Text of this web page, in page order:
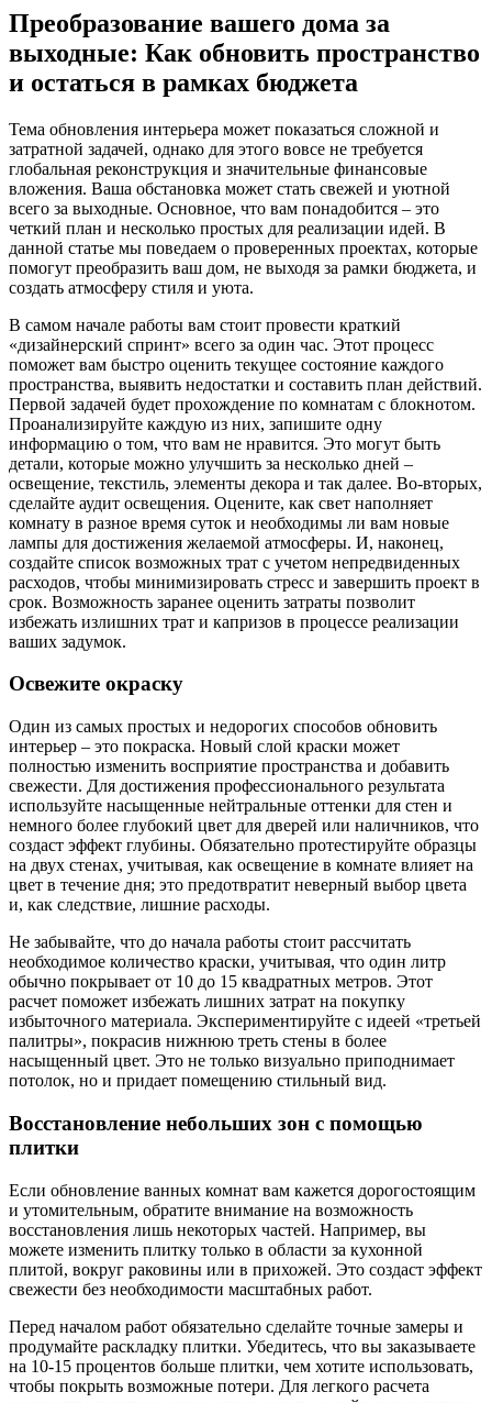
Преобразование вашего дома за
выходные: Как обновить пространство
и остаться в рамках бюджета
Тема обновления интерьера может показаться сложной и
затратной задачей, однако для этого вовсе не требуется
глобальная реконструкция и значительные финансовые
вложения. Ваша обстановка может стать свежей и уютной
всего за выходные. Основное, что вам понадобится – это
четкий план и несколько простых для реализации идей. В
данной статье мы поведаем о проверенных проектах, которые
помогут преобразить ваш дом, не выходя за рамки бюджета, и
создать атмосферу стиля и уюта.
В самом начале работы вам стоит провести краткий
«дизайнерский спринт» всего за один час. Этот процесс
поможет вам быстро оценить текущее состояние каждого
пространства, выявить недостатки и составить план действий.
Первой задачей будет прохождение по комнатам с блокнотом.
Проанализируйте каждую из них, запишите одну
информацию о том, что вам не нравится. Это могут быть
детали, которые можно улучшить за несколько дней –
освещение, текстиль, элементы декора и так далее. Во-вторых,
сделайте аудит освещения. Оцените, как свет наполняет
комнату в разное время суток и необходимы ли вам новые
лампы для достижения желаемой атмосферы. И, наконец,
создайте список возможных трат с учетом непредвиденных
расходов, чтобы минимизировать стресс и завершить проект в
срок. Возможность заранее оценить затраты позволит
избежать излишних трат и капризов в процессе реализации
ваших задумок.
Освежите окраску
Один из самых простых и недорогих способов обновить
интерьер – это покраска. Новый слой краски может
полностью изменить восприятие пространства и добавить
свежести. Для достижения профессионального результата
используйте насыщенные нейтральные оттенки для стен и
немного более глубокий цвет для дверей или наличников, что
создаст эффект глубины. Обязательно протестируйте образцы
на двух стенах, учитывая, как освещение в комнате влияет на
цвет в течение дня; это предотвратит неверный выбор цвета
и, как следствие, лишние расходы.
Не забывайте, что до начала работы стоит рассчитать
необходимое количество краски, учитывая, что один литр
обычно покрывает от 10 до 15 квадратных метров. Этот
расчет поможет избежать лишних затрат на покупку
избыточного материала. Экспериментируйте с идеей «третьей
палитры», покрасив нижнюю треть стены в более
насыщенный цвет. Это не только визуально приподнимает
потолок, но и придает помещению стильный вид.
Восстановление небольших зон с помощью
плитки
Если обновление ванных комнат вам кажется дорогостоящим
и утомительным, обратите внимание на возможность
восстановления лишь некоторых частей. Например, вы
можете изменить плитку только в области за кухонной
плитой, вокруг раковины или в прихожей. Это создаст эффект
свежести без необходимости масштабных работ.
Перед началом работ обязательно сделайте точные замеры и
продумайте раскладку плитки. Убедитесь, что вы заказываете
на 10-15 процентов больше плитки, чем хотите использовать,
чтобы покрыть возможные потери. Для легкого расчета